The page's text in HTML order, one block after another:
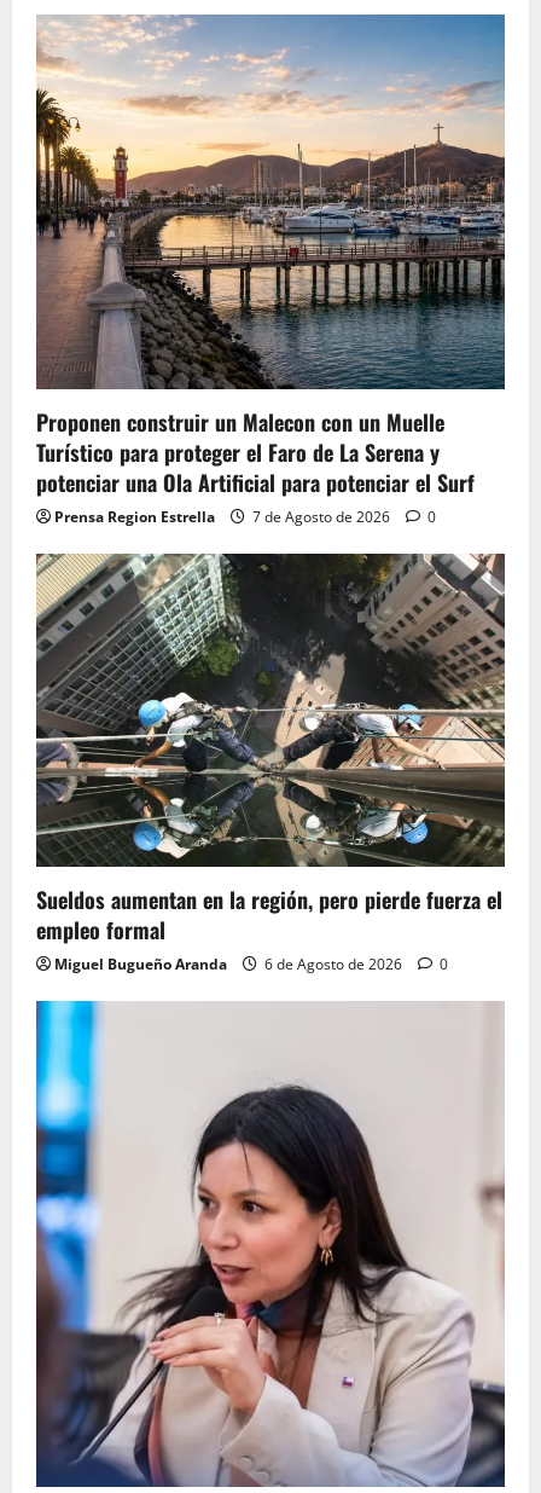
Proponen construir un Malecon con un Muelle
Turístico para proteger el Faro de La Serena y
potenciar una Ola Artificial para potenciar el Surf
Prensa Region Estrella 7 de Agosto de 2026 0
Sueldos aumentan en la región, pero pierde fuerza el
empleo formal
Miguel Bugueño Aranda 6 de Agosto de 2026 0